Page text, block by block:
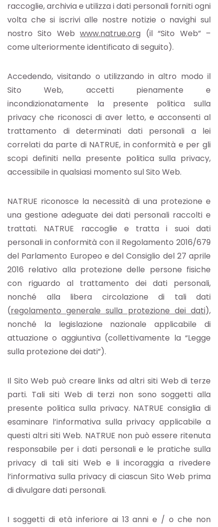
raccoglie, archivia e utilizza i dati personali forniti ogni
volta che si iscrivi alle nostre notizie o navighi sul
nostro Sito Webwww.natrue.org (il “Sito Web” –
come ulteriormente identificato di seguito).
Accedendo, visitando o utilizzando in altro modo il
Sito Web, accetti pienamente e
incondizionatamente la presente politica sulla
privacy che riconosci di aver letto, e acconsenti al
trattamento di determinati dati personali a lei
correlati da parte di NATRUE, in conformità e per gli
scopi definiti nella presente politica sulla privacy,
accessibile in qualsiasi momento sul Sito Web.
NATRUE riconosce la necessità di una protezione e
una gestione adeguate dei dati personali raccolti e
trattati. NATRUE raccoglie e tratta i suoi dati
personali in conformità con il Regolamento 2016/679
del Parlamento Europeo e del Consiglio del 27 aprile
2016 relativo alla protezione delle persone fisiche
con riguardo al trattamento dei dati personali,
nonché alla libera circolazione di tali dati
(regolamento generale sulla protezione dei dati),
nonché la legislazione nazionale applicabile di
attuazione o aggiuntiva (collettivamente la “Legge
sulla protezione dei dati”).
Il Sito Web può creare links ad altri siti Web di terze
parti. Tali siti Web di terzi non sono soggetti alla
presente politica sulla privacy. NATRUE consiglia di
esaminare l’informativa sulla privacy applicabile a
questi altri siti Web. NATRUE non può essere ritenuta
responsabile per i dati personali e le pratiche sulla
privacy di tali siti Web e li incoraggia a rivedere
l’informativa sulla privacy di ciascun Sito Web prima
di divulgare dati personali.
I soggetti di età inferiore ai 13 anni e / o che non